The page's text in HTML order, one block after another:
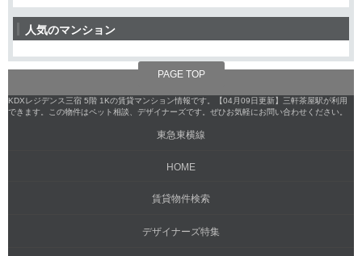
人気のマンション
PAGE TOP
KDXレジデンス三宿 5階 1Kの賃貸マンション情報です。【04月09日更新】三軒茶屋駅が利用
できます。この物件はペット相談、デザイナーズです。ぜひお気軽にお問い合わせください。
東急東横線
HOME
賃貸物件検索
デザイナーズ特集